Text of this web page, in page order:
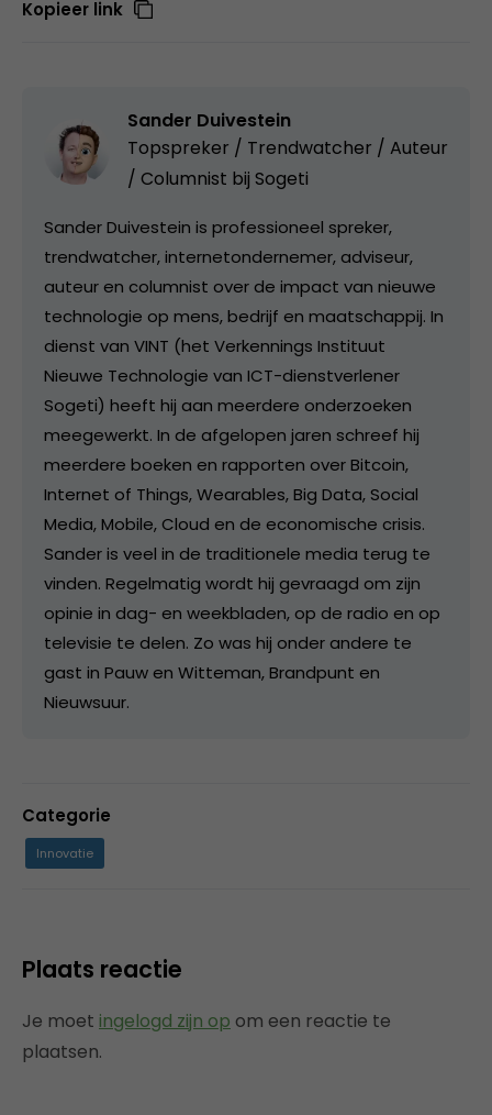
Kopieer link
Sander Duivestein
Topspreker / Trendwatcher / Auteur
/ Columnist bij Sogeti
Sander Duivestein is professioneel spreker,
trendwatcher, internetondernemer, adviseur,
auteur en columnist over de impact van nieuwe
technologie op mens, bedrijf en maatschappij. In
dienst van VINT (het Verkennings Instituut
Nieuwe Technologie van ICT-dienstverlener
Sogeti) heeft hij aan meerdere onderzoeken
meegewerkt. In de afgelopen jaren schreef hij
meerdere boeken en rapporten over Bitcoin,
Internet of Things, Wearables, Big Data, Social
Media, Mobile, Cloud en de economische crisis.
Sander is veel in de traditionele media terug te
vinden. Regelmatig wordt hij gevraagd om zijn
opinie in dag- en weekbladen, op de radio en op
televisie te delen. Zo was hij onder andere te
gast in Pauw en Witteman, Brandpunt en
Nieuwsuur.
Categorie
Innovatie
Plaats reactie
Je moet ingelogd zijn op om een reactie te
plaatsen.